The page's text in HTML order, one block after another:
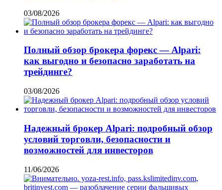
03/08/2026
Полный обзор брокера форекс — Alpari:
как выгодно и безопасно заработать на
трейдинге?
03/08/2026
Надежный брокер Alpari: подробный обзор
условий торговли, безопасности и
возможностей для инвесторов
11/06/2026